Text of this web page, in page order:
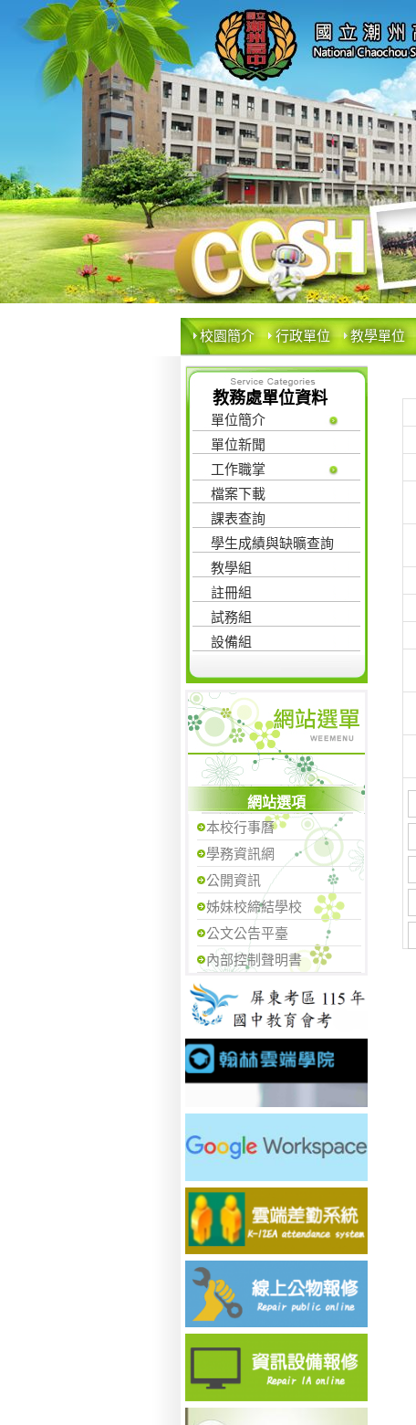
校園簡介 行政單位 教學單位
教務處單位資料
單位簡介
單位新聞
工作職掌
檔案下載
課表查詢
學生成績與缺曠查詢
教學組
註冊組
試務組
設備組
網站選項
本校行事曆
學務資訊網
公開資訊
姊妹校締結學校
公文公告平臺
內部控制聲明書